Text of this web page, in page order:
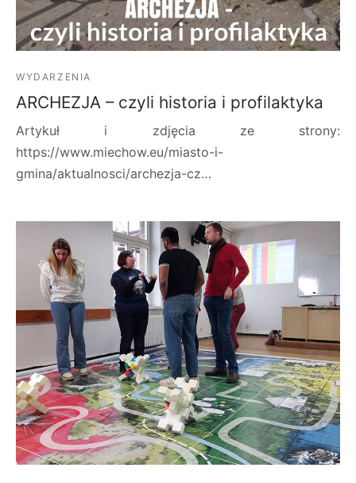
WYDARZENIA
ARCHEZJA – czyli historia i profilaktyka
Artykuł i zdjęcia ze strony:
https://www.miechow.eu/miasto-i-
gmina/aktualnosci/archezja-cz…